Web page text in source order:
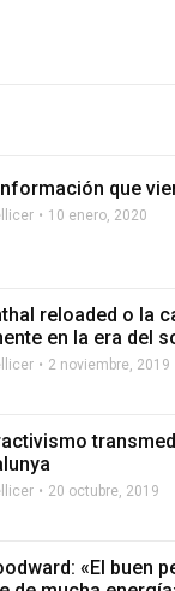
que
10 enero, 2020
reloaded o la
en la era del
2 noviembre, 2019
20 octubre, 2019
«El buen